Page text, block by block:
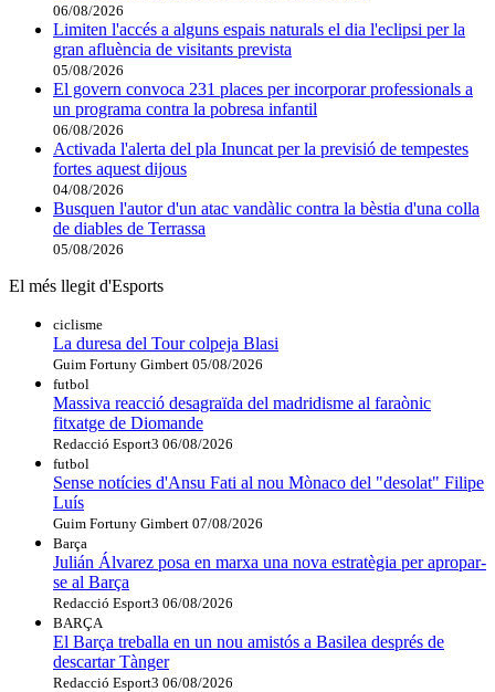
06/08/2026
Limiten l'accés a alguns espais naturals el dia l'eclipsi per la
gran afluència de visitants prevista
05/08/2026
El govern convoca 231 places per incorporar professionals a
un programa contra la pobresa infantil
06/08/2026
Activada l'alerta del pla Inuncat per la previsió de tempestes
fortes aquest dijous
04/08/2026
Busquen l'autor d'un atac vandàlic contra la bèstia d'una colla
de diables de Terrassa
05/08/2026
El més llegit d'Esports
ciclisme
La duresa del Tour colpeja Blasi
Guim Fortuny Gimbert 05/08/2026
futbol
Massiva reacció desagraïda del madridisme al faraònic
fitxatge de Diomande
Redacció Esport3 06/08/2026
futbol
Sense notícies d'Ansu Fati al nou Mònaco del "desolat" Filipe
Luís
Guim Fortuny Gimbert 07/08/2026
Barça
Julián Álvarez posa en marxa una nova estratègia per apropar-
se al Barça
Redacció Esport3 06/08/2026
BARÇA
El Barça treballa en un nou amistós a Basilea després de
descartar Tànger
Redacció Esport3 06/08/2026